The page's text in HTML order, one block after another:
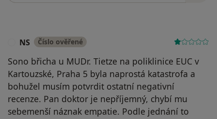
NS Číslo ověřené
Sono břicha u MUDr. Tietze na poliklinice EUC v
Kartouzské, Praha 5 byla naprostá katastrofa a
bohužel musím potvrdit ostatní negativní
recenze. Pan doktor je nepříjemný, chybí mu
sebemenší náznak empatie. Podle jednání to